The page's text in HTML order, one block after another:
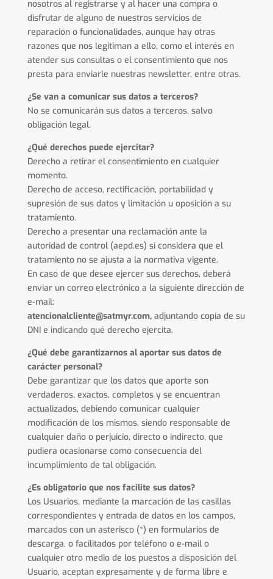
nosotros al registrarse y al hacer una compra o
disfrutar de alguno de nuestros servicios de
reparación o funcionalidades, aunque hay otras
razones que nos legitiman a ello, como el interés en
atender sus consultas o el consentimiento que nos
presta para enviarle nuestras newsletter, entre otras.
¿Se van a comunicar sus datos a terceros?
No se comunicarán sus datos a terceros, salvo
obligación legal.
¿Qué derechos puede ejercitar?
Derecho a retirar el consentimiento en cualquier
momento.
Derecho de acceso, rectificación, portabilidad y
supresión de sus datos y limitación u oposición a su
tratamiento.
Derecho a presentar una reclamación ante la
autoridad de control (aepd.es) si considera que el
tratamiento no se ajusta a la normativa vigente.
En caso de que desee ejercer sus derechos, deberá
enviar un correo electrónico a la siguiente dirección de
e-mail:
atencionalcliente@satmyr.com,adjuntando copia de su
DNI e indicando qué derecho ejercita.
¿Qué debe garantizarnos al aportar sus datos de
carácter personal?
Debe garantizar que los datos que aporte son
verdaderos, exactos, completos y se encuentran
actualizados, debiendo comunicar cualquier
modificación de los mismos, siendo responsable de
cualquier daño o perjuicio, directo o indirecto, que
pudiera ocasionarse como consecuencia del
incumplimiento de tal obligación.
¿Es obligatorio que nos facilite sus datos?
Los Usuarios, mediante la marcación de las casillas
correspondientes y entrada de datos en los campos,
marcados con un asterisco (*) en formularios de
descarga, o facilitados por teléfono o e-mail o
cualquier otro medio de los puestos a disposición del
Usuario, aceptan expresamente y de forma libre e